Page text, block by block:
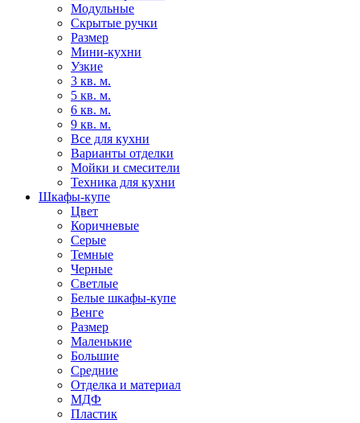
Модульные
Скрытые ручки
Размер
Мини-кухни
Узкие
3 кв. м.
5 кв. м.
6 кв. м.
9 кв. м.
Все для кухни
Варианты отделки
Мойки и смесители
Техника для кухни
Шкафы-купе
Цвет
Коричневые
Серые
Темные
Черные
Светлые
Белые шкафы-купе
Венге
Размер
Маленькие
Большие
Средние
Отделка и материал
МДФ
Пластик